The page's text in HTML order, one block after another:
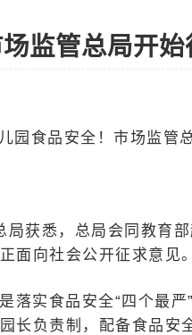
监管总局开
园食品安全！市场监管
获悉，总局会同教育
面向社会公开征求意见。
落实食品安全“四个最严
长负责制，配备食品安